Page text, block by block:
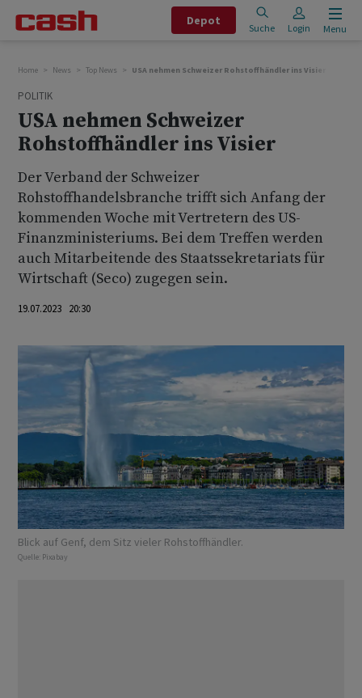
Depot
Suche Login Menu
Home News Top News USA nehmen Schweizer Rohstoffhändler ins Visier
POLITIK
USA nehmen Schweizer
Rohstoffhändler ins Visier
Der Verband der Schweizer
Rohstoffhandelsbranche trifft sich Anfang der
kommenden Woche mit Vertretern des US-
Finanzministeriums. Bei dem Treffen werden
auch Mitarbeitende des Staatssekretariats für
Wirtschaft (Seco) zugegen sein.
19.07.2023 20:30
Blick auf Genf, dem Sitz vieler Rohstoffhändler.
Quelle: Pixabay